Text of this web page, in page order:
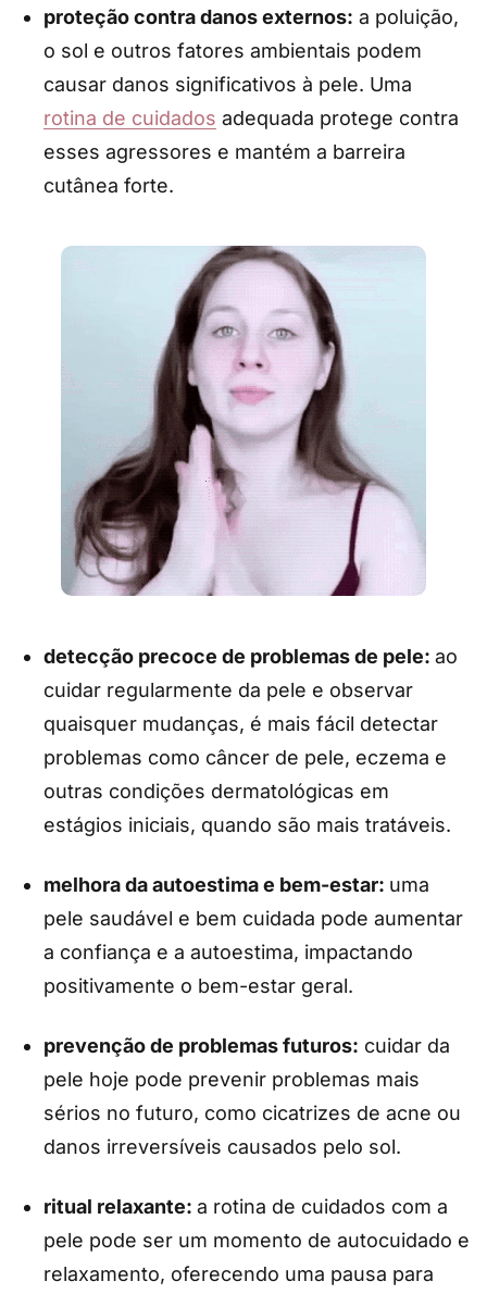
proteção contra danos externos: a poluição,
o sol e outros fatores ambientais podem
causar danos significativos à pele. Uma
rotina de cuidados adequada protege contra
esses agressores e mantém a barreira
cutânea forte.
detecção precoce de problemas de pele: ao
cuidar regularmente da pele e observar
quaisquer mudanças, é mais fácil detectar
problemas como câncer de pele, eczema e
outras condições dermatológicas em
estágios iniciais, quando são mais tratáveis.
melhora da autoestima e bem-estar: uma
pele saudável e bem cuidada pode aumentar
a confiança e a autoestima, impactando
positivamente o bem-estar geral.
prevenção de problemas futuros: cuidar da
pele hoje pode prevenir problemas mais
sérios no futuro, como cicatrizes de acne ou
danos irreversíveis causados pelo sol.
ritual relaxante: a rotina de cuidados com a
pele pode ser um momento de autocuidado e
relaxamento, oferecendo uma pausa para